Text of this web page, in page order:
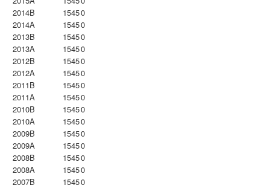
2014B
15450
2014A
15450
2013B
15450
2013A
15450
2012B
15450
2012A
15450
2011B
15450
2011A
15450
2010B
15450
2010A
15450
2009B
15450
2009A
15450
2008B
15450
2008A
15450
2007B
15450